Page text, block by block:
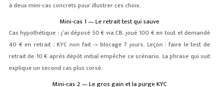
à deux mini‑cas concrets pour illustrer ces choix.
Mini‑cas 1 — Le retrait test qui sauve
Cas hypothétique : j’ai déposé 50 € via CB, joué 100 € en tout et demandé
40 € en retrait ; KYC non fait -> blocage 7 jours. Leçon : faire le test de
retrait de 10 € après dépôt initial empêche ce scénario. La phrase qui suit
explique un second cas plus corsé.
Mini‑cas 2 — Le gros gain et la purge KYC